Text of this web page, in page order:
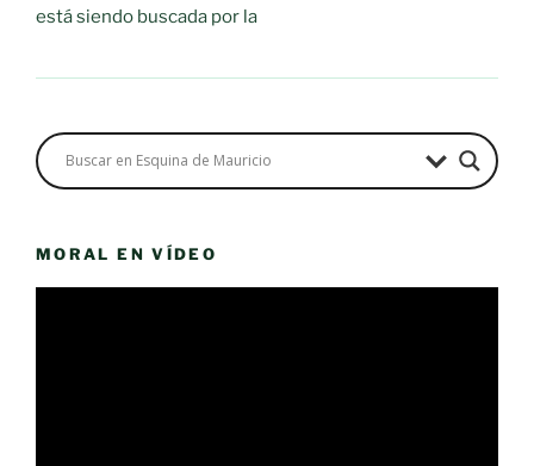
está siendo buscada por la
MORAL EN VÍDEO